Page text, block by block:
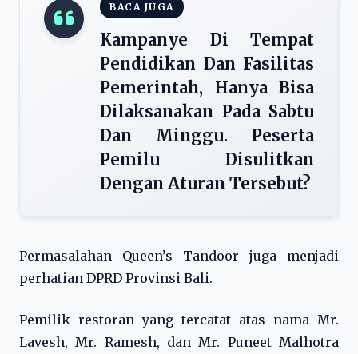
BACA JUGA
Kampanye Di Tempat
Pendidikan Dan Fasilitas
Pemerintah, Hanya Bisa
Dilaksanakan Pada Sabtu
Dan Minggu. Peserta
Pemilu Disulitkan
Dengan Aturan Tersebut?
Permasalahan Queen’s Tandoor juga menjadi
perhatian DPRD Provinsi Bali.
Pemilik restoran yang tercatat atas nama Mr.
Lavesh, Mr. Ramesh, dan Mr. Puneet Malhotra